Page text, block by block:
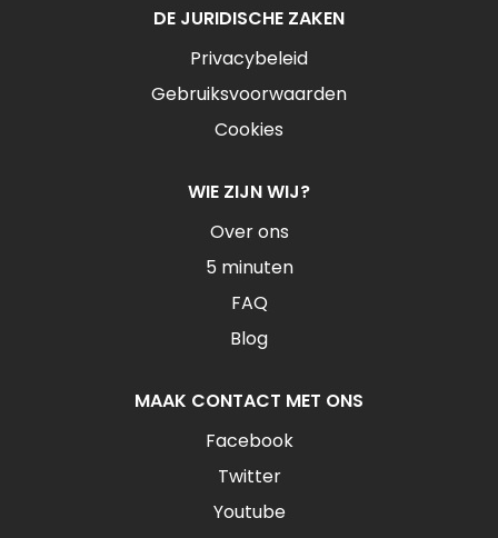
DE JURIDISCHE ZAKEN
Privacybeleid
Gebruiksvoorwaarden
Cookies
WIE ZIJN WIJ?
Over ons
5 minuten
FAQ
Blog
MAAK CONTACT MET ONS
Facebook
Twitter
Youtube